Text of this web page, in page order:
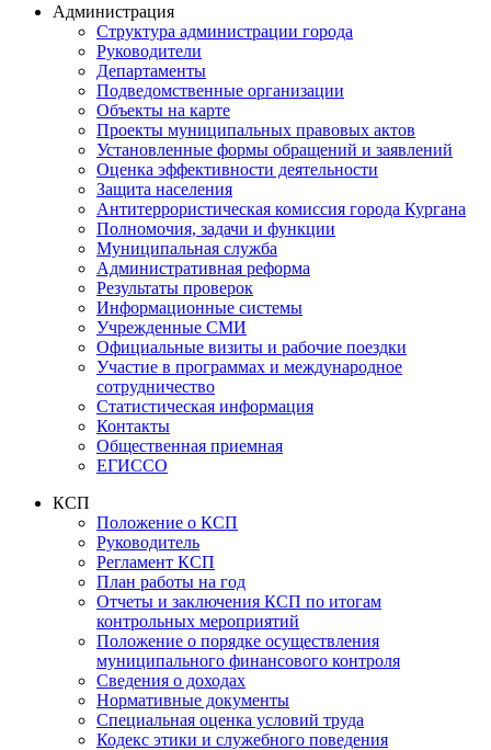
Администрация
Структура администрации города
Руководители
Департаменты
Подведомственные организации
Объекты на карте
Проекты муниципальных правовых актов
Установленные формы обращений и заявлений
Оценка эффективности деятельности
Защита населения
Антитеррористическая комиссия города Кургана
Полномочия, задачи и функции
Муниципальная служба
Административная реформа
Результаты проверок
Информационные системы
Учрежденные СМИ
Официальные визиты и рабочие поездки
Участие в программах и международное
сотрудничество
Статистическая информация
Контакты
Общественная приемная
ЕГИССО
КСП
Положение о КСП
Руководитель
Регламент КСП
План работы на год
Отчеты и заключения КСП по итогам
контрольных мероприятий
Положение о порядке осуществления
муниципального финансового контроля
Сведения о доходах
Нормативные документы
Специальная оценка условий труда
Кодекс этики и служебного поведения